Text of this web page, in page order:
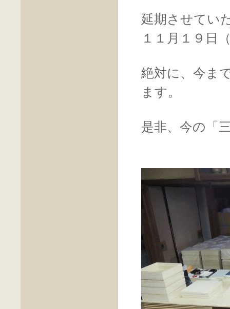
延期させてい
１１月１９日
絶対に、今ま
ます。
是非、今の「